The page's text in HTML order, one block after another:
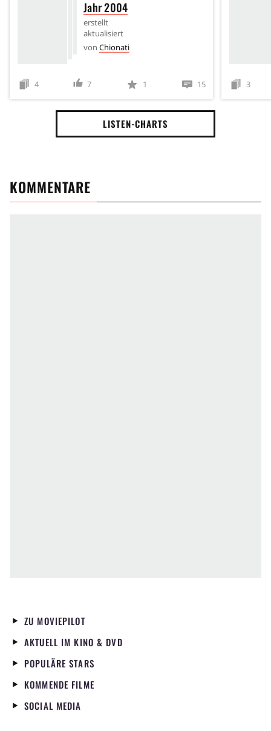
Jahr 2004
erstellt
aktualisiert
von Chionati
4 7 1 15 3
LISTEN-CHARTS
KOMMENTARE
ZU MOVIEPILOT
AKTUELL IM KINO & DVD
POPULÄRE STARS
KOMMENDE FILME
SOCIAL MEDIA